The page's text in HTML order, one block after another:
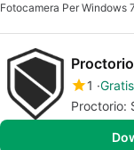
Fotocamera Per Windows 7
Proctorio
1 Gratis
Proctorio: